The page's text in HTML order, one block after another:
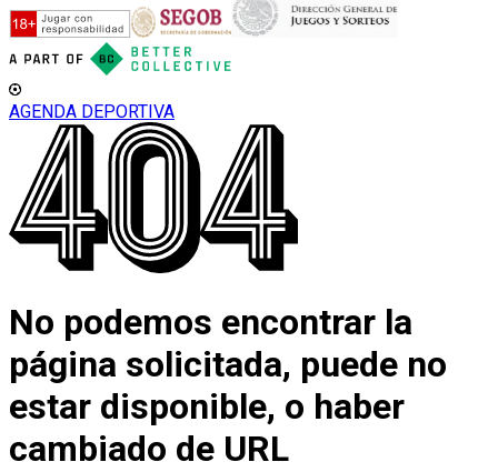
AGENDA DEPORTIVA
No podemos encontrar la
página solicitada, puede no
estar disponible, o haber
cambiado de URL